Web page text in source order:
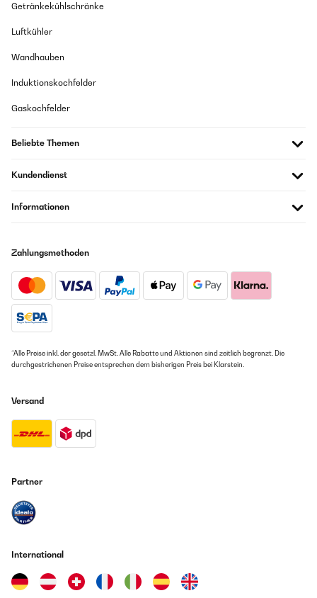
Getränkekühlschränke
Luftkühler
Wandhauben
Induktionskochfelder
Gaskochfelder
Beliebte Themen
Kundendienst
Informationen
Zahlungsmethoden
*Alle Preise inkl. der gesetzl. MwSt. Alle Rabatte und Aktionen sind zeitlich begrenzt. Die
durchgestrichenen Preise entsprechen dem bisherigen Preis bei Klarstein.
Versand
Partner
International